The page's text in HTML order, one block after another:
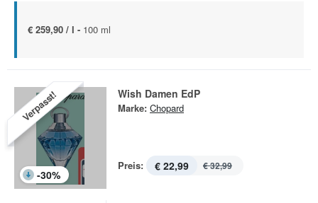
€ 259,90 / l - 100 ml
Verpasst!
-30%
Wish Damen EdP
Marke: Chopard
Preis: € 22,99 € 32,99